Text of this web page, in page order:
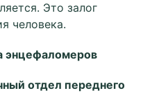
Это залог
человека.
энцефаломеров
отдел переднего